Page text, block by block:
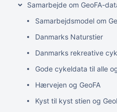
Samarbejde om GeoFA-
Samarbejdsmodel om
Danmarks Naturstier
Danmarks rekreative
Gode cykeldata til alle og
Hærvejen og GeoFA
Kyst til kyst stien og